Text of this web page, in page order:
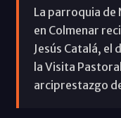
La parroquia de
en Colmenar
Jesús Catalá, el
la Visita
arciprestazgo